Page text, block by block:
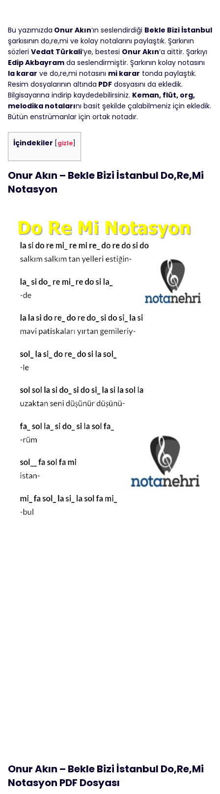
Bu yazımızda Onur Akın‘ın seslendirdiği Bekle Bizi İstanbul
şarkısının do,re,mi ve kolay notalarını paylaştık. Şarkının
sözleri Vedat Türkali‘ye, bestesi Onur Akın‘a aittir. Şarkıyı
Edip Akbayram da seslendirmiştir. Şarkının kolay notasını
la karar ve do,re,mi notasını mi karar tonda paylaştık.
Resim dosyalarının altında PDF dosyasını da ekledik.
Bilgisayarına indirip kaydedebilirsiniz. Keman, flüt, org,
melodika notalarını basit şekilde çalabilmeniz için ekledik.
Bütün enstrümanlar için ortak notadır.
İçindekiler gizle
Onur Akın – Bekle Bizi İstanbul Do,Re,Mi
Notasyon
Onur Akın – Bekle Bizi İstanbul Do,Re,Mi
Notasyon PDF Dosyası